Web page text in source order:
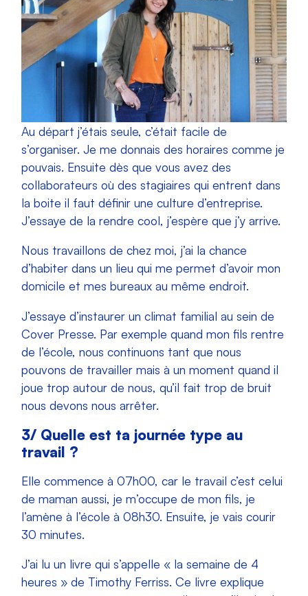
Au départ j’étais seule, c’était facile de
s’organiser. Je me donnais des horaires comme je
pouvais. Ensuite dès que vous avez des
collaborateurs où des stagiaires qui entrent dans
la boite il faut définir une culture d’entreprise.
J’essaye de la rendre cool, j’espère que j’y arrive.
Nous travaillons de chez moi, j’ai la chance
d’habiter dans un lieu qui me permet d’avoir mon
domicile et mes bureaux au même endroit.
J’essaye d’instaurer un climat familial au sein de
Cover Presse. Par exemple quand mon fils rentre
de l’école, nous continuons tant que nous
pouvons de travailler mais à un moment quand il
joue trop autour de nous, qu’il fait trop de bruit
nous devons nous arrêter.
3/ Quelle est ta journée type au
travail ?
Elle commence à 07h00, car le travail c’est celui
de maman aussi, je m’occupe de mon fils, je
l’amène à l’école à 08h30. Ensuite, je vais courir
30 minutes.
J’ai lu un livre qui s’appelle « la semaine de 4
heures » de Timothy Ferriss. Ce livre explique